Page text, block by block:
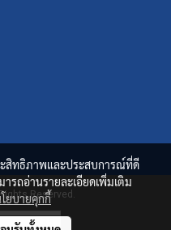
Reserved.
335
ะสิทธิภาพและประสบการณ์ที่ดี
รถอ่านรายละเอียดเพิ่มเติม
ยบายคุกกี้